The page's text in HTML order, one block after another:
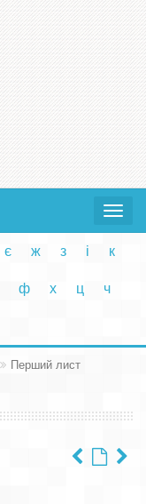
Toggle
є ж з і к
ф х ц ч
Перший лист